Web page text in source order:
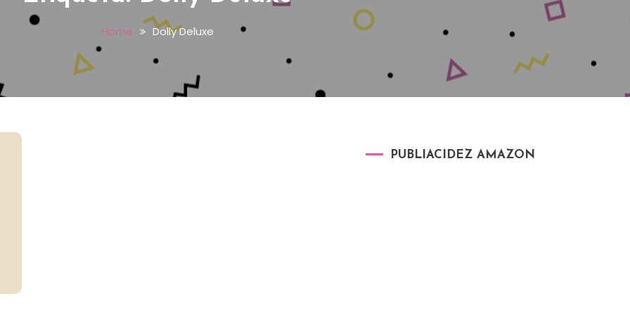
Home Dolly Deluxe
PUBLIACIDEZ AMAZON